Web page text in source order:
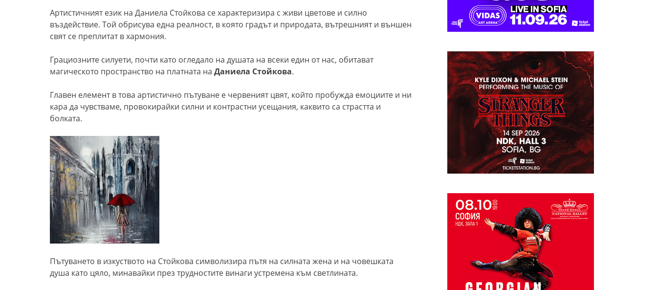
Артистичният език на Даниела Стойкова се характеризира с живи цветове и силно
въздействие. Той обрисува една реалност, в която градът и природата, вътрешният и външен
свят се преплитат в хармония.
Грациозните силуети, почти като огледало на душата на всеки един от нас, обитават
магическото пространство на платната на Даниела Стойкова.
Главен елемент в това артистично пътуване е червеният цвят, който пробужда емоциите и ни
кара да чувстваме, провокирайки силни и контрастни усещания, каквито са страстта и
болката.
Пътуването в изкуството на Стойкова символизира пътя на силната жена и на човешката
душа като цяло, минавайки през трудностите винаги устремена към светлината.